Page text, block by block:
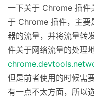
一下关于 Chrome 插件
于 Chrome 插件，主要
器的流量，并将流量转
件关于网络流量的处理
但是前者使用的时候需
有一点不太方面，所以